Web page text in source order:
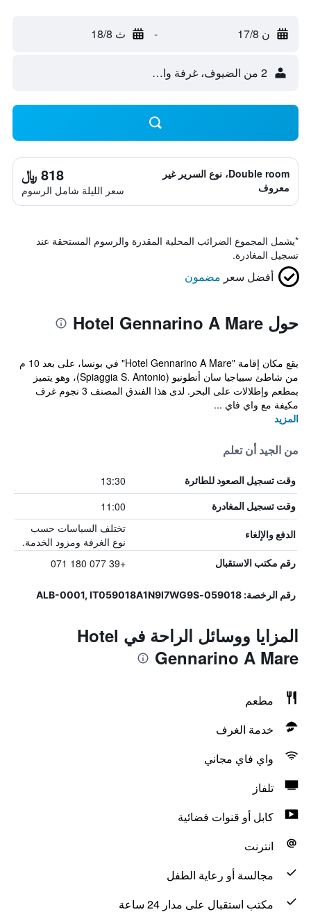
ن 17/8 - ث 18/8
2 من الضيوف، غرفة واحدة
Double room، نوع السرير غير
معروف
818 ﷼
سعر الليلة شامل الرسوم
*يشمل المجموع الضرائب المحلية المقدرة والرسوم المستحقة عند
تسجيل المغادرة.
أفضل سعر مضمون
حول Hotel Gennarino A Mare
يقع مكان إقامة "Hotel Gennarino A Mare" في بونسا، على بعد 10 م
من شاطئ سبياجيا سان أنطونيو (Spiaggia S. Antonio)، وهو يتميز
بمطعم وإطلالات على البحر. لدى هذا الفندق المصنف 3 نجوم غرف
مكيفة مع واي فاي ...
المزيد
من الجيد أن تعلم
وقت تسجيل الصعود للطائرة 13:30
وقت تسجيل المغادرة 11:00
الدفع والإلغاء
تختلف السياسات حسب
نوع الغرفة ومزود الخدمة.
رقم مكتب الاستقبال +39 077 180 071
رقم الرخصة: 059018-ALB-0001, IT059018A1N9I7WG9S
المزايا ووسائل الراحة في Hotel
Gennarino A Mare
مطعم
خدمة الغرف
واي فاي مجاني
تلفاز
كابل أو قنوات فضائية
انترنت
مجالسة أو رعاية الطفل
مكتب استقبال على مدار 24 ساعة